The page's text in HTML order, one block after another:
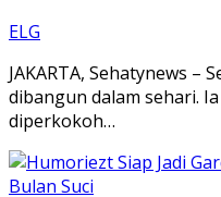
ELG
JAKARTA, Sehatynews –
dibangun dalam sehari.
diperkokoh…